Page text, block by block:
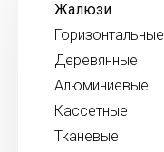
Жалюзи
Горизонтальные
Деревянные
Алюминиевые
Кассетные
Тканевые